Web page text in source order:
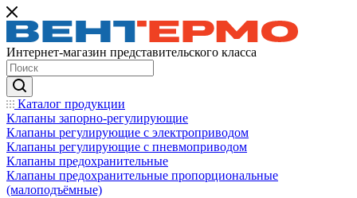
Интернет-магазин представительского класса
Каталог продукции
Клапаны запорно-регулирующие
Клапаны регулирующие с электроприводом
Клапаны регулирующие с пневмоприводом
Клапаны предохранительные
Клапаны предохранительные пропорциональные
(малоподъёмные)